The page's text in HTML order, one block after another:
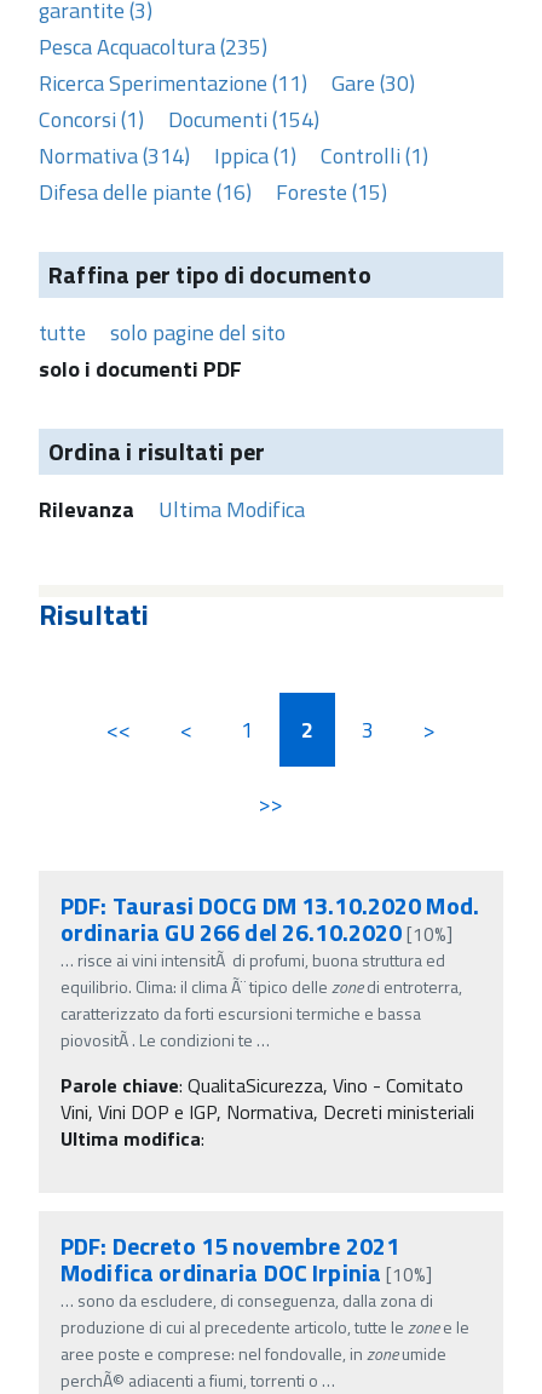
garantite (3)
Pesca Acquacoltura (235)
Ricerca Sperimentazione (11)
Gare (30)
Concorsi (1)
Documenti (154)
Normativa (314)
Ippica (1)
Controlli (1)
Difesa delle piante (16)
Foreste (15)
Raffina per tipo di documento
tutte
solo pagine del sito
solo i documenti PDF
Ordina i risultati per
Rilevanza Ultima Modifica
Risultati
<< < 1 2 3 >
>>
PDF: Taurasi DOCG DM 13.10.2020 Mod.
ordinaria GU 266 del 26.10.2020[10%]
… risce ai vini intensitÃ di profumi, buona struttura ed
equilibrio. Clima: il clima Ã¨ tipico dellezonedi entroterra,
caratterizzato da forti escursioni termiche e bassa
piovositÃ . Le condizioni te …
Parole chiave: QualitaSicurezza, Vino - Comitato
Vini, Vini DOP e IGP, Normativa, Decreti ministeriali
Ultima modifica:
PDF: Decreto 15 novembre 2021
Modifica ordinaria DOC Irpinia [10%]
… sono da escludere, di conseguenza, dalla zona di
produzione di cui al precedente articolo, tutte lezonee le
aree poste e comprese: nel fondovalle, inzoneumide
perchÃ© adiacenti a fiumi, torrenti o …